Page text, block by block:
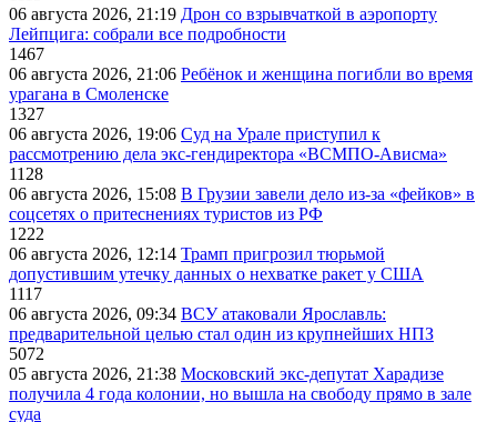
06 августа 2026, 21:19 Дрон со взрывчаткой в аэропорту
Лейпцига: собрали все подробности
1467
06 августа 2026, 21:06 Ребёнок и женщина погибли во время
урагана в Смоленске
1327
06 августа 2026, 19:06 Суд на Урале приступил к
рассмотрению дела экс-гендиректора «ВСМПО-Ависма»
1128
06 августа 2026, 15:08 В Грузии завели дело из-за «фейков» в
соцсетях о притеснениях туристов из РФ
1222
06 августа 2026, 12:14 Трамп пригрозил тюрьмой
допустившим утечку данных о нехватке ракет у США
1117
06 августа 2026, 09:34 ВСУ атаковали Ярославль:
предварительной целью стал один из крупнейших НПЗ
5072
05 августа 2026, 21:38 Московский экс-депутат Харадизе
получила 4 года колонии, но вышла на свободу прямо в зале
суда